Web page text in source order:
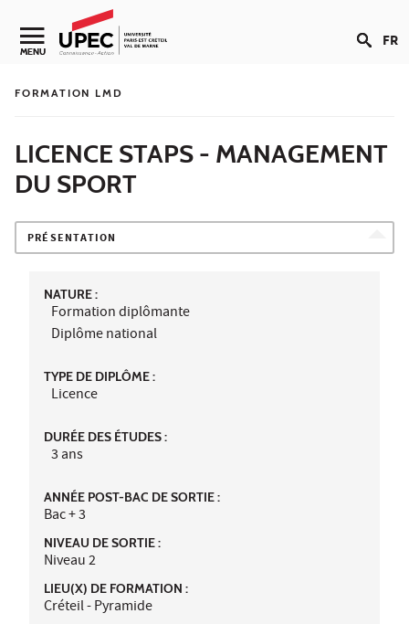
Aller au contenu
Navigation secondaire
MENU FR
FORMATION LMD
LICENCE STAPS - MANAGEMENT
DU SPORT
PRÉSENTATION
NATURE :
Formation diplômante
Diplôme national
TYPE DE DIPLÔME :
Licence
DURÉE DES ÉTUDES :
3 ans
ANNÉE POST-BAC DE SORTIE :
Bac + 3
NIVEAU DE SORTIE :
Niveau 2
LIEU(X) DE FORMATION :
Créteil - Pyramide